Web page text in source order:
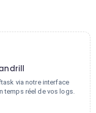
via notre interface
temps réel de vos logs.